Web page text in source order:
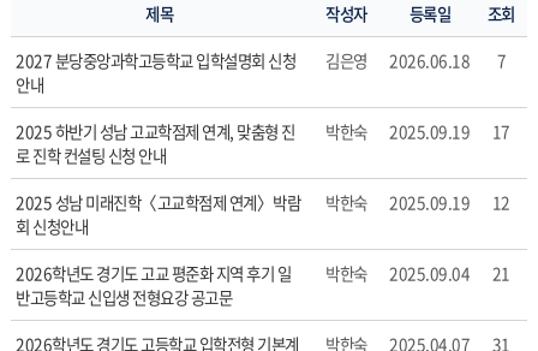
진
로
진
학
정
보
의
게
시
물
번
호,
제목 작성자 등록일
조회
2027 분당중앙과학고등학교 입학설명회 신청
안내
김은영 2026.06.18 7
2025 하반기 성남 고교학점제 연계, 맞춤형 진
로 진학 컨설팅 신청 안내
박한숙 2025.09.19 17
2025 성남 미래진학〈고교학점제 연계〉박람
회 신청안내
박한숙 2025.09.19 12
2026학년도 경기도 고교 평준화 지역 후기 일
반고등학교 신입생 전형요강 공고문
박한숙 2025.09.04 21
2026학년도 경기도 고등학교 입학전형 기본계
박한숙 2025.04.07 31